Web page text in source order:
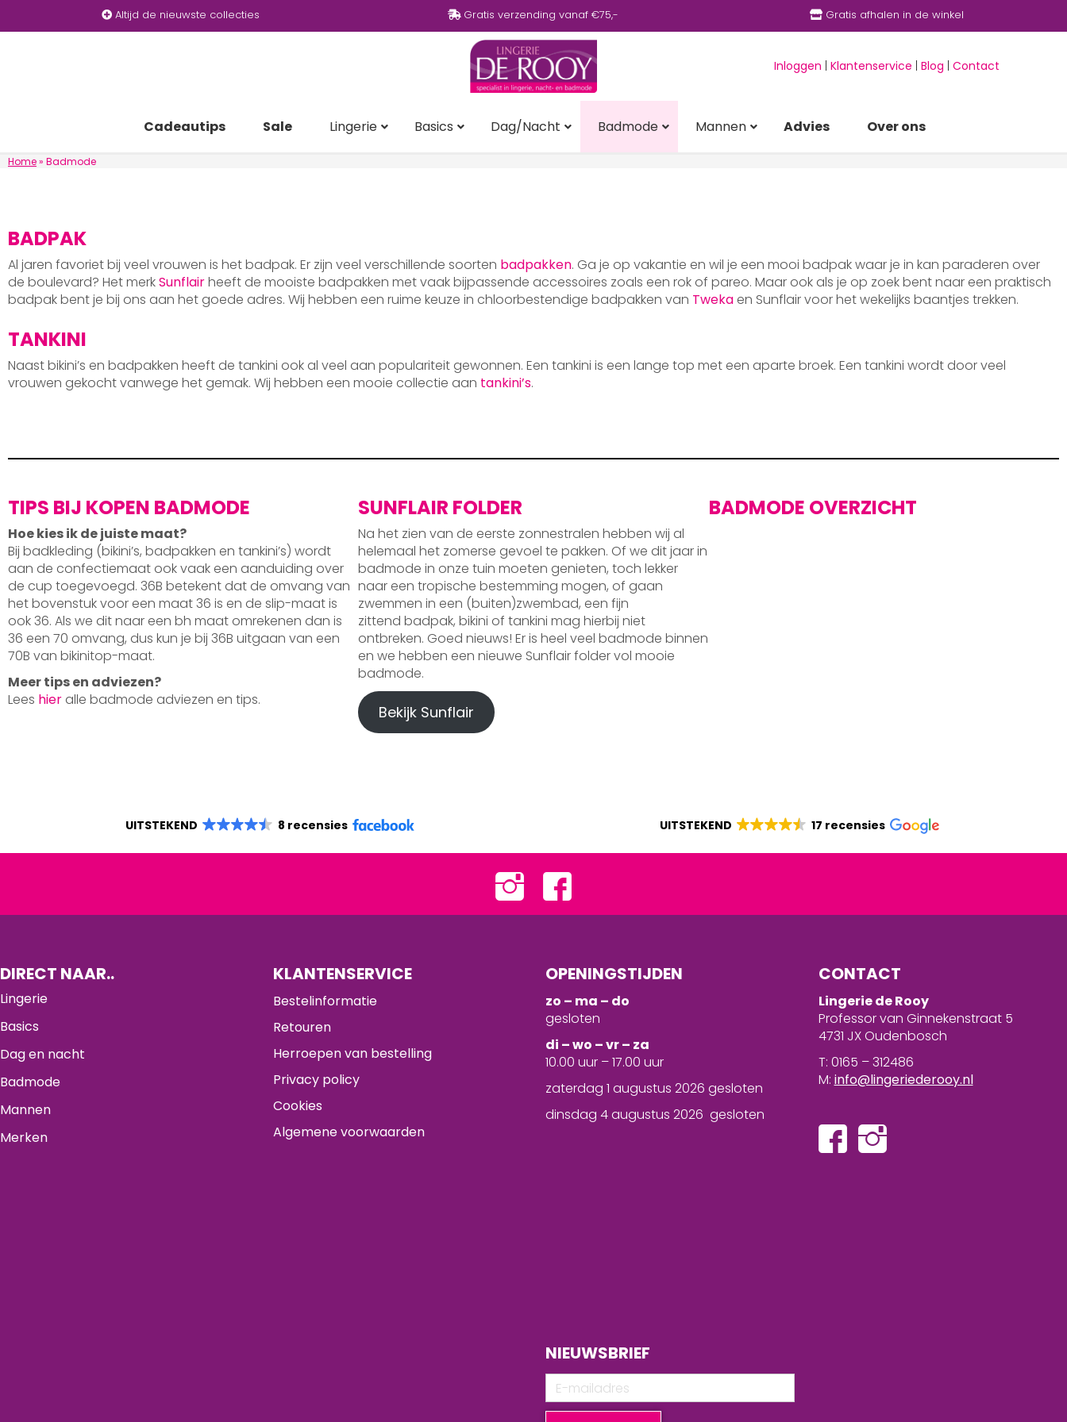
Altijd de nieuwste collecties Gratis verzending vanaf €75,- Gratis afhalen in de winkel
Inloggen Klantenservice Blog Contact
Cadeautips Sale Lingerie Basics Dag/Nacht Badmode Mannen Advies Over ons
Home» Badmode
BADPAK
Al jaren favoriet bij veel vrouwen is het badpak. Er zijn veel verschillende soorten badpakken. Ga je op vakantie en wil je een mooi badpak waar je in kan paraderen over
de boulevard? Het merkSunflairheeft de mooiste badpakken met vaak bijpassende accessoires zoals een rok of pareo. Maar ook als je op zoek bent naar een praktisch
badpak bent je bij ons aan het goede adres. Wij hebben een ruime keuze in chloorbestendige badpakken van Tweka en Sunflair voor het wekelijks baantjes trekken.
TANKINI
Naast bikini’s en badpakken heeft de tankini ook al veel aan populariteit gewonnen. Een tankini is een lange top met een aparte broek. Een tankini wordt door veel
vrouwen gekocht vanwege het gemak. Wij hebben een mooie collectie aan tankini’s.
TIPS BIJ KOPEN BADMODE
Hoe kies ik de juiste maat?
Bij badkleding (bikini’s, badpakken en tankini’s) wordt
aan de confectiemaat ook vaak een aanduiding over
de cup toegevoegd. 36B betekent dat de omvang van
het bovenstuk voor een maat 36 is en de slip-maat is
ook 36. Als we dit naar een bh maat omrekenen dan is
36 een 70 omvang, dus kun je bij 36B uitgaan van een
70B van bikinitop-maat.
Meer tips en adviezen?
Lees hier alle badmode adviezen en tips.
SUNFLAIR FOLDER
Na het zien van de eerste zonnestralen hebben wij al
helemaal het zomerse gevoel te pakken. Of we dit jaar in
badmode in onze tuin moeten genieten, toch lekker
naar een tropische bestemming mogen, of gaan
zwemmen in een (buiten)zwembad, een fijn
zittend badpak, bikini of tankini mag hierbij niet
ontbreken. Goed nieuws! Er is heel veel badmode binnen
en we hebben een nieuwe Sunflair folder vol mooie
badmode.
Bekijk Sunflair
BADMODE OVERZICHT
UITSTEKEND 8 recensies UITSTEKEND 17 recensies
DIRECT NAAR..
Lingerie
Basics
Dag en nacht
Badmode
Mannen
Merken
KLANTENSERVICE
Bestelinformatie
Retouren
Herroepen van bestelling
Privacy policy
Cookies
Algemene voorwaarden
OPENINGSTIJDEN
zo – ma – do
gesloten
di – wo – vr – za
10.00 uur – 17.00 uur
zaterdag 1 augustus 2026 gesloten
dinsdag 4 augustus 2026 gesloten
NIEUWSBRIEF
CONTACT
Lingerie de Rooy
Professor van Ginnekenstraat 5
4731 JX Oudenbosch
T: 0165 – 312486
M: info@lingeriederooy.nl